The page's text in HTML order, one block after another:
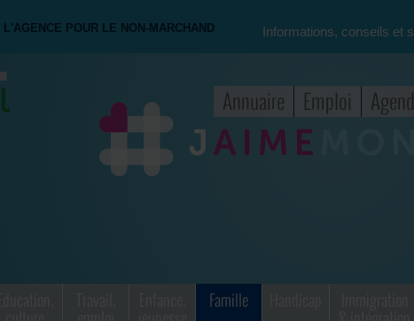
L'AGENCE POUR LE NON-MARCHAND Informations, conseils et
Annuaire Emploi
Famille